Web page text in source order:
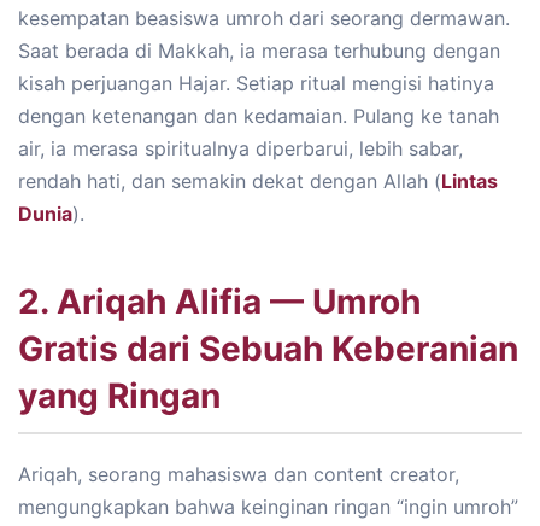
kesempatan beasiswa umroh dari seorang dermawan.
Saat berada di Makkah, ia merasa terhubung dengan
kisah perjuangan Hajar. Setiap ritual mengisi hatinya
dengan ketenangan dan kedamaian. Pulang ke tanah
air, ia merasa spiritualnya diperbarui, lebih sabar,
rendah hati, dan semakin dekat dengan Allah (Lintas
Dunia).
2. Ariqah Alifia — Umroh
Gratis dari Sebuah Keberanian
yang Ringan
Ariqah, seorang mahasiswa dan content creator,
mengungkapkan bahwa keinginan ringan “ingin umroh”